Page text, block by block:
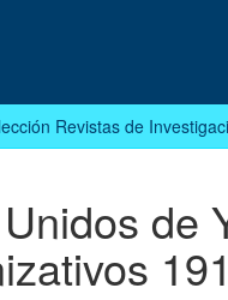
Revistas de
de